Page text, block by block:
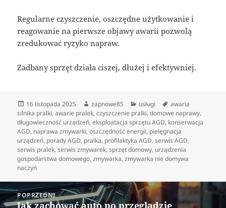
Regularne czyszczenie, oszczędne użytkowanie i
reagowanie na pierwsze objawy awarii pozwolą
zredukować ryzyko napraw.
Zadbany sprzęt działa ciszej, dłużej i efektywniej.
Data
publikacji
16 listopada 2025 Autor
zapnowe85 Kategorie
usługi Tagi
awaria
silnika pralki,awarie pralek,czyszczenie pralki,domowe naprawy,
długowieczność urządzeń,eksploatacja sprzętu AGD, konserwacja
AGD, naprawa zmywarki,oszczędność energii, pielęgnacja
urządzeń, porady AGD, pralka, profilaktyka AGD,serwis AGD,
serwis pralek,serwis zmywarek,sprzęt domowy, urządzenia
gospodarstwa domowego,zmywarka,zmywarka nie domywa
naczyń
Nawigacja
wpisuPOPRZEDNI
Poprzedni
Jak zachować auto po przeglądzie